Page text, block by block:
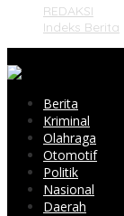
REDAKSI
Indeks Berita
Berita
Kriminal
Olahraga
Otomotif
Politik
Nasional
Daerah